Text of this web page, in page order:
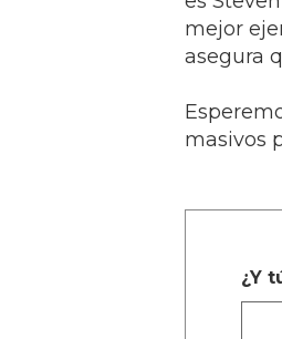
mejor
asegura
masivos
¿Y